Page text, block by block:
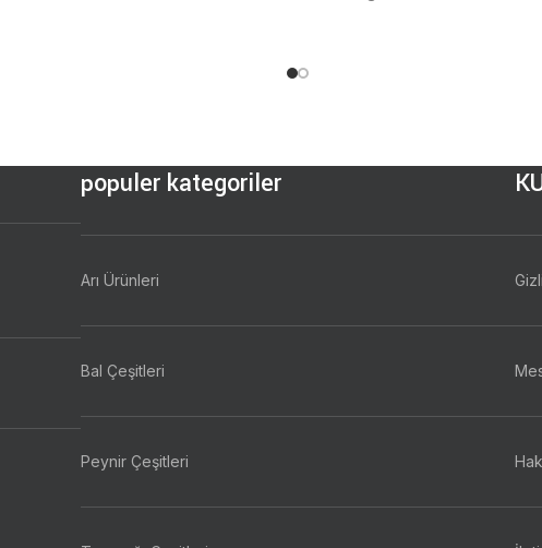
populer kategoriler
Arı Ürünleri
Bal Çeşitleri
Peynir Çeşitleri